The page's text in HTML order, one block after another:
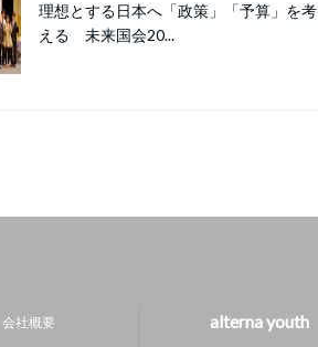
理想とする日本へ「政策」「予算」を考
える 未来国会20...
会社概要
alterna youth